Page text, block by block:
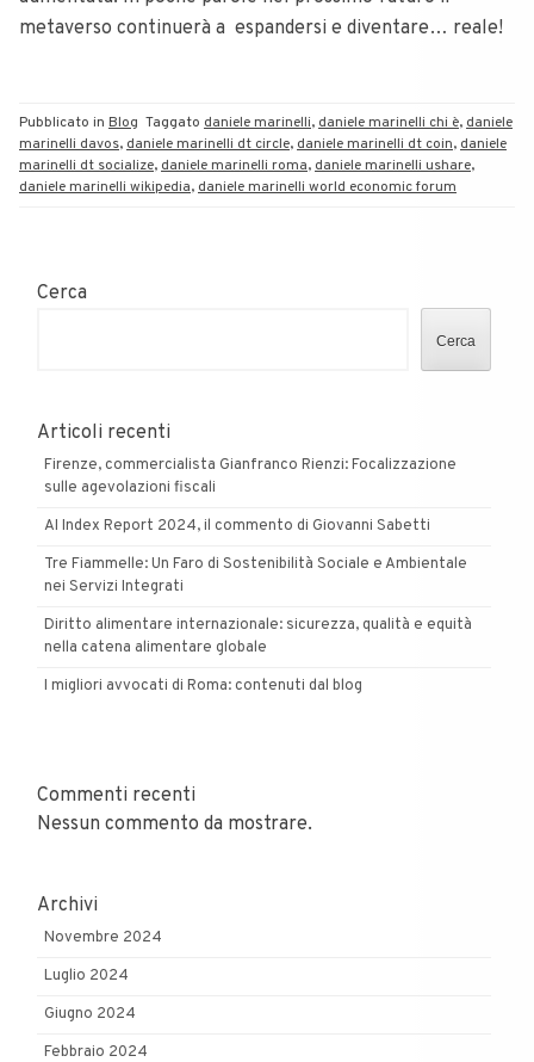
metaverso continuerà a espandersi e diventare… reale!
Pubblicato in Blog Taggato daniele marinelli,daniele marinelli chi è,daniele
marinelli davos,daniele marinelli dt circle,daniele marinelli dt coin,daniele
marinelli dt socialize,daniele marinelli roma,daniele marinelli ushare,
daniele marinelli wikipedia,daniele marinelli world economic forum
Cerca
Cerca
Articoli recenti
Firenze, commercialista Gianfranco Rienzi: Focalizzazione
sulle agevolazioni fiscali
AI Index Report 2024, il commento di Giovanni Sabetti
Tre Fiammelle: Un Faro di Sostenibilità Sociale e Ambientale
nei Servizi Integrati
Diritto alimentare internazionale: sicurezza, qualità e equità
nella catena alimentare globale
I migliori avvocati di Roma: contenuti dal blog
Commenti recenti
Nessun commento da mostrare.
Archivi
Novembre 2024
Luglio 2024
Giugno 2024
Febbraio 2024